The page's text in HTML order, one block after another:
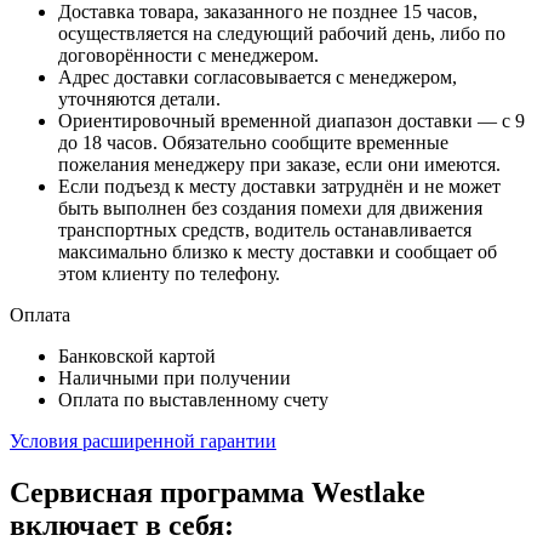
Доставка товара, заказанного не позднее 15 часов,
осуществляется на следующий рабочий день, либо по
договорённости с менеджером.
Адрес доставки согласовывается с менеджером,
уточняются детали.
Ориентировочный временной диапазон доставки — с 9
до 18 часов. Обязательно сообщите временные
пожелания менеджеру при заказе, если они имеются.
Если подъезд к месту доставки затруднён и не может
быть выполнен без создания помехи для движения
транспортных средств, водитель останавливается
максимально близко к месту доставки и сообщает об
этом клиенту по телефону.
Оплата
Банковской картой
Наличными при получении
Оплата по выставленному счету
Условия расширенной гарантии
Сервисная программа Westlake
включает в себя: